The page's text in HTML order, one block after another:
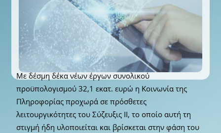
Με δέσμη δέκα νέων έργων συνολικού
προϋπολογισμού 32,1 εκατ. ευρώ η Κοινωνία της
Πληροφορίας προχωρά σε πρόσθετες
λειτουργικότητες του Σύζευξις ΙΙ, το οποίο αυτή τη
στιγμή ήδη υλοποιείται και βρίσκεται στην φάση του